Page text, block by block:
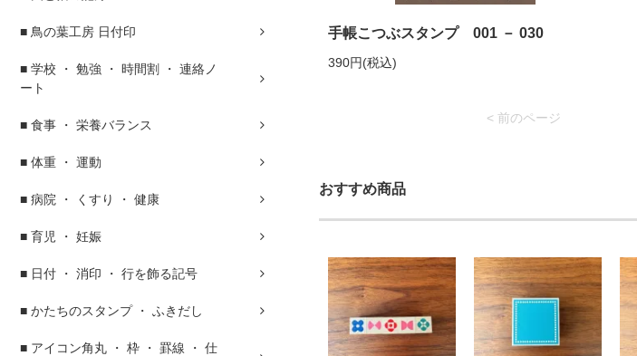
■ 鳥の葉工房 日付印
■ 学校 ・ 勉強 ・ 時間割 ・ 連絡ノ
ート
■ 食事 ・ 栄養バランス
■ 体重 ・ 運動
■ 病院 ・ くすり ・ 健康
■ 育児 ・ 妊娠
■ 日付 ・ 消印 ・ 行を飾る記号
■ かたちのスタンプ ・ ふきだし
■ アイコン角丸 ・ 枠 ・ 罫線 ・ 仕
手帳こつぶスタンプ 001 － 030
390円(税込)
< 前のページ
おすすめ商品